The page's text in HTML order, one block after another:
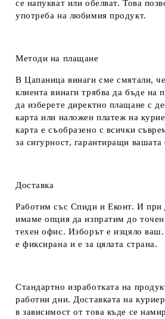
се напукват или обелват. Това
употреба на любимия продукт.
Методи на плащане
В Цапаница винаги сме смятали,
клиента винаги трябва да бъде на
да изберете директно плащане с
карта или наложен платеж на
карта е съобразено с всички
за сигурност, гарантиращи вашата
Доставка
Работим със Спиди и Еконт. И при
имаме опция да изпратим до
техен офис. Изборът е изцяло ваш.
е фиксирана и е за цялата страна.
Стандартно изработката на
работни дни. Доставката на
в зависимост от това къде се